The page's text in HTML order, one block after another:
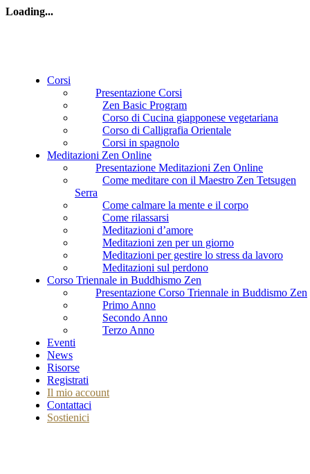
Loading...
Corsi
Presentazione Corsi
Zen Basic Program
Corso di Cucina giapponese vegetariana
Corso di Calligrafia Orientale
Corsi in spagnolo
Meditazioni Zen Online
Presentazione Meditazioni Zen Online
Come meditare con il Maestro Zen Tetsugen
Serra
Come calmare la mente e il corpo
Come rilassarsi
Meditazioni d’amore
Meditazioni zen per un giorno
Meditazioni per gestire lo stress da lavoro
Meditazioni sul perdono
Corso Triennale in Buddhismo Zen
Presentazione Corso Triennale in Buddismo Zen
Primo Anno
Secondo Anno
Terzo Anno
Eventi
News
Risorse
Registrati
Il mio account
Contattaci
Sostienici